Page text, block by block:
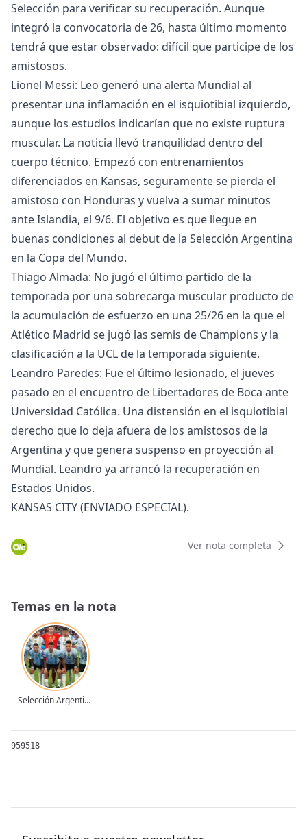
Selección para verificar su recuperación. Aunque
integró la convocatoria de 26, hasta último momento
tendrá que estar observado: difícil que participe de los
amistosos.
Lionel Messi: Leo generó una alerta Mundial al
presentar una inflamación en el isquiotibial izquierdo,
aunque los estudios indicarían que no existe ruptura
muscular. La noticia llevó tranquilidad dentro del
cuerpo técnico. Empezó con entrenamientos
diferenciados en Kansas, seguramente se pierda el
amistoso con Honduras y vuelva a sumar minutos
ante Islandia, el 9/6. El objetivo es que llegue en
buenas condiciones al debut de la Selección Argentina
en la Copa del Mundo.
Thiago Almada: No jugó el último partido de la
temporada por una sobrecarga muscular producto de
la acumulación de esfuerzo en una 25/26 en la que el
Atlético Madrid se jugó las semis de Champions y la
clasificación a la UCL de la temporada siguiente.
Leandro Paredes: Fue el último lesionado, el jueves
pasado en el encuentro de Libertadores de Boca ante
Universidad Católica. Una distensión en el isquiotibial
derecho que lo deja afuera de los amistosos de la
Argentina y que genera suspenso en proyección al
Mundial. Leandro ya arrancó la recuperación en
Estados Unidos.
KANSAS CITY (ENVIADO ESPECIAL).
Ver nota completa
Temas en la nota
Selección Argentina
959518